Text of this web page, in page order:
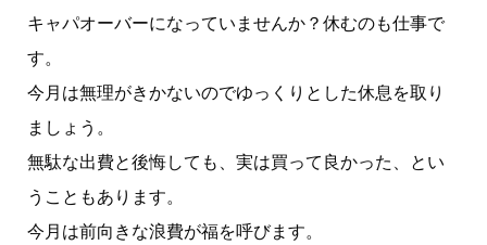
キャパオーバーになっていませんか？休むのも仕事で
す。
今月は無理がきかないのでゆっくりとした休息を取り
ましょう。
無駄な出費と後悔しても、実は買って良かった、とい
うこともあります。
今月は前向きな浪費が福を呼びます。